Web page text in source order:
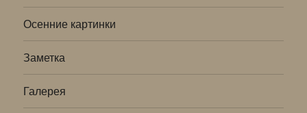
Осенние картинки
Заметка
Галерея